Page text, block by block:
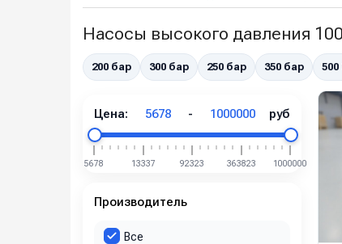
Насосы высокого давления
200 бар 300 бар 250 бар 350 бар
Цена: 5678 - 1000000 руб
5678 13337 92323 363823 1000000
Производитель
Все